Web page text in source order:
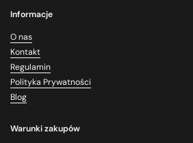
Informacje
O nas
Kontakt
Regulamin
Polityka Prywatności
Blog
Warunki zakupów